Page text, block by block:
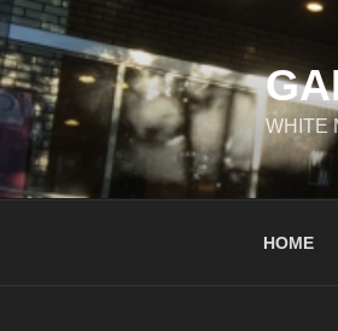
コ
ン
テ
ン
ツ
ス
WHITE
HOME